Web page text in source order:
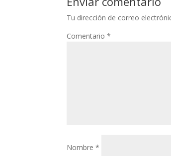
Tu dirección de correo
Comentario*
Nombre*